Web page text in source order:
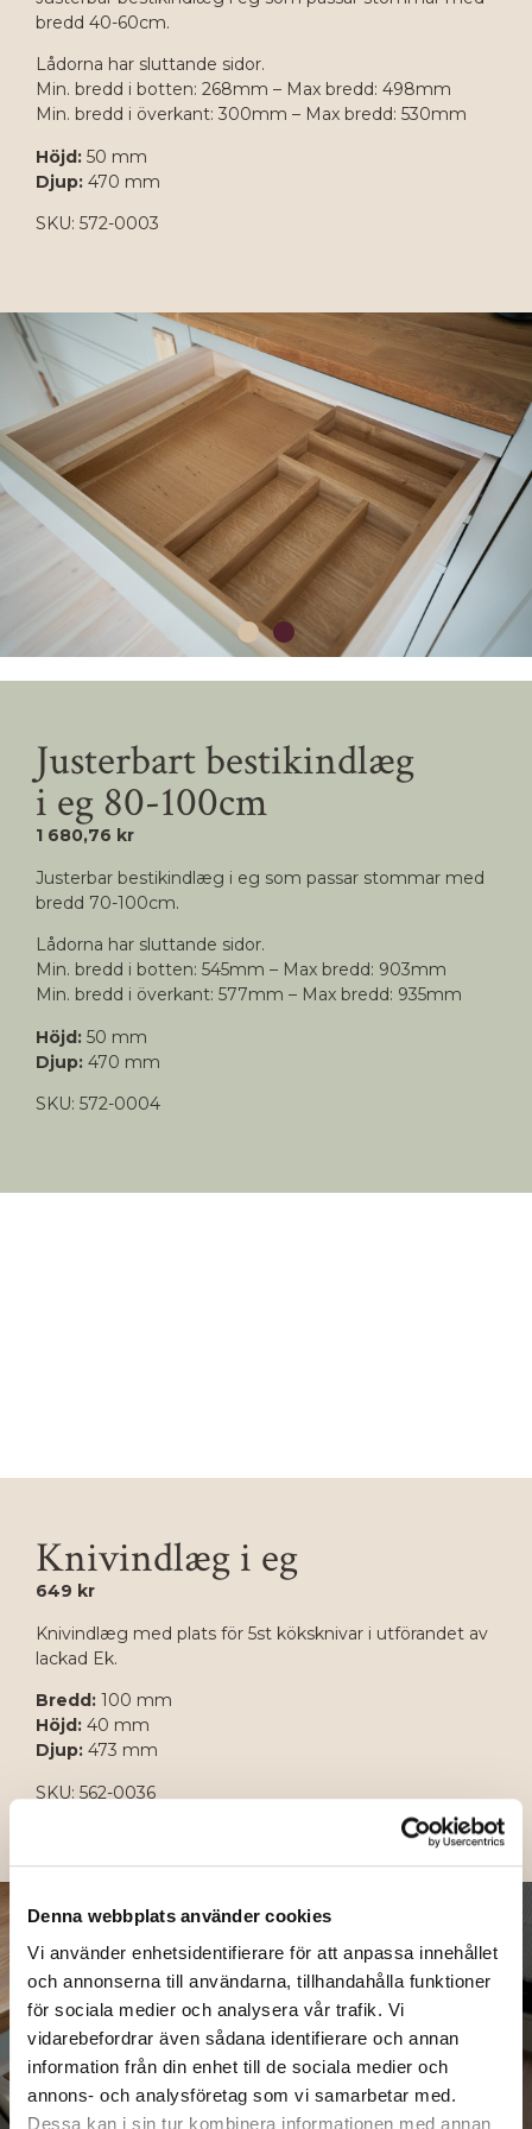
Denna webbplats använder cookies
Vi använder enhetsidentifierare för att anpassa innehållet
och annonserna till användarna, tillhandahålla funktioner
för sociala medier och analysera vår trafik. Vi
vidarebefordrar även sådana identifierare och annan
information från din enhet till de sociala medier och
annons- och analysföretag som vi samarbetar med.
Dessa kan i sin tur kombinera informationen med annan
bredd 40-60cm.
Lådorna har sluttande sidor.
Min. bredd i botten: 268mm – Max bredd: 498mm
Min. bredd i överkant: 300mm – Max bredd: 530mm
Höjd: 50 mm
Djup: 470 mm
SKU: 572-0003
Justerbart bestikindlæg
i eg 80-100cm
1 680,76 kr
Justerbar bestikindlæg i eg som passar stommar med
bredd 70-100cm.
Lådorna har sluttande sidor.
Min. bredd i botten: 545mm – Max bredd: 903mm
Min. bredd i överkant: 577mm – Max bredd: 935mm
Höjd: 50 mm
Djup: 470 mm
SKU: 572-0004
Knivindlæg i eg
649 kr
Knivindlæg med plats för 5st köksknivar i utförandet av
lackad Ek.
Bredd: 100 mm
Höjd: 40 mm
Djup: 473 mm
SKU: 562-0036